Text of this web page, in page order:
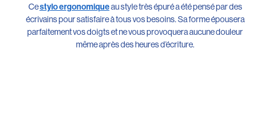
Cestylo ergonomiqueau style très épuré a été pensé par des
écrivains pour satisfaire à tous vos besoins. Sa forme épousera
parfaitement vos doigts et ne vous provoquera aucune douleur
même après des heures d’écriture.